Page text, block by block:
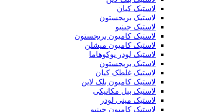
لاستیک کیان
لاستیک بریجستون
لاستیک جینیو
لاستیک کامیون بریجستون
لاستیک کامیون میشلن
لاستیک لودر یوکوهاما
لاستیک بریجستون
لاستیک غلطک کیان
لاستیک کامیون بلک لاین
لاستیک بیل مکانیکی
لاستیک مینی لودر
لاستیک کامیون جینیو